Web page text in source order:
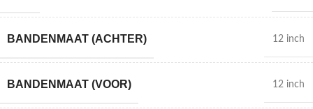
BANDENMAAT (ACHTER) 12 inch
BANDENMAAT (VOOR) 12 inch